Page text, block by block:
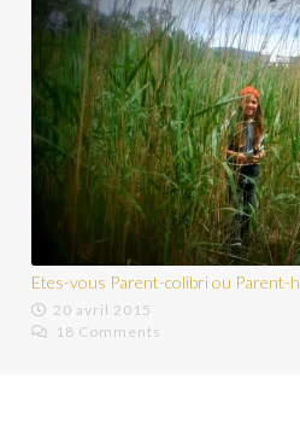
Ils vont à l’école dans la nature.…
16 octobre 2015
18 Comments